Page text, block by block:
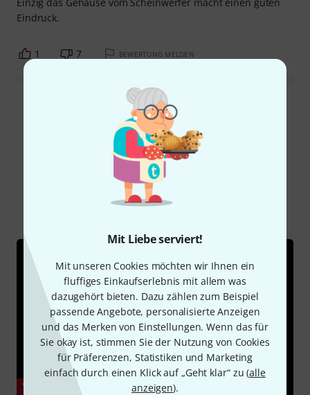
Mit Liebe serviert!
Mit unseren Cookies möchten wir Ihnen ein
fluffiges Einkaufserlebnis mit allem was
dazugehört bieten. Dazu zählen zum Beispiel
passende Angebote, personalisierte Anzeigen
und das Merken von Einstellungen. Wenn das für
Sie okay ist, stimmen Sie der Nutzung von Cookies
für Präferenzen, Statistiken und Marketing
einfach durch einen Klick auf „Geht klar“ zu (alle
anzeigen).
Eindruck.
1 7 BEWERTUNG MELDEN
Alle Bewertungen lesen
Schon gewusst?
Videos Ratgeber
YOUTUBE